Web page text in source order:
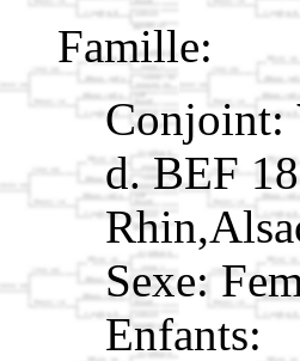
Famille:
Conjoint:
d. BEF
Sexe:
Enfants: